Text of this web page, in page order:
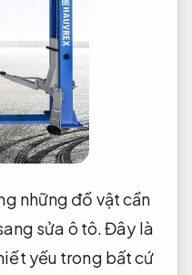
những đồ vật cần
sửa ô tô. Đây là
yếu trong bất cứ